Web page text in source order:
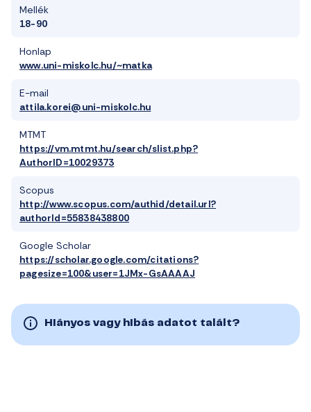
Mellék
18-90
Honlap
www.uni-miskolc.hu/~matka
E-mail
attila.korei@uni-miskolc.hu
MTMT
https://vm.mtmt.hu/search/slist.php?
AuthorID=10029373
Scopus
http://www.scopus.com/authid/detail.url?
authorId=55838438800
Google Scholar
https://scholar.google.com/citations?
pagesize=100&user=1JMx-GsAAAAJ
Hiányos vagy hibás adatot talált?